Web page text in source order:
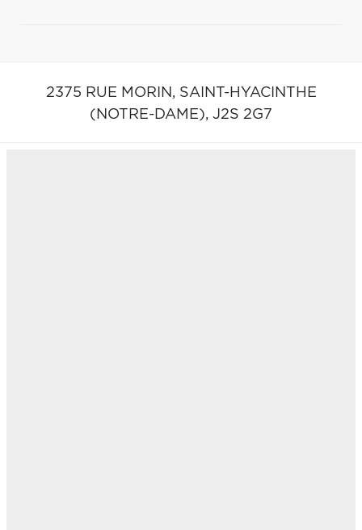
2375 RUE MORIN, SAINT-HYACINTHE
(NOTRE-DAME), J2S 2G7